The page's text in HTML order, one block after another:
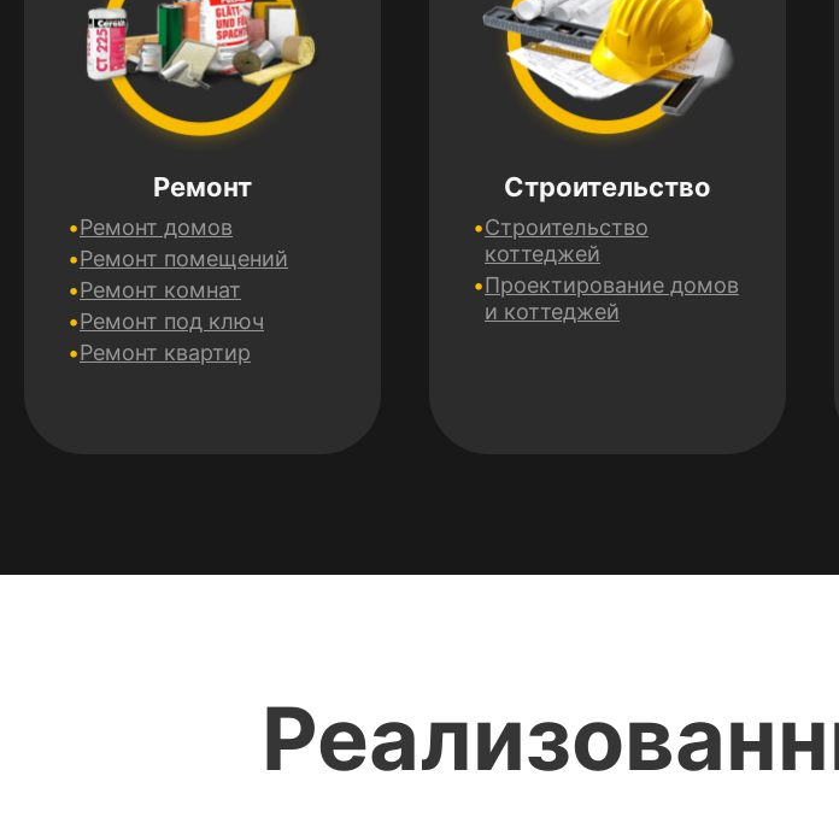
Ремонт
Ремонт домов
Ремонт помещений
Ремонт комнат
Ремонт под ключ
Ремонт квартир
Строительство
Строительство
коттеджей
Проектирование домов
и коттеджей